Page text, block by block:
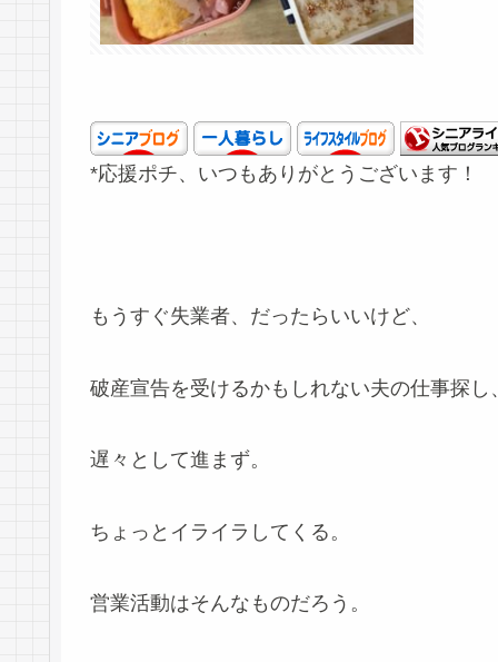
*応援ポチ、いつもありがとうございます！
もうすぐ失業者、だったらいいけど、
破産宣告を受けるかもしれない夫の仕事探し
遅々として進まず。
ちょっとイライラしてくる。
営業活動はそんなものだろう。